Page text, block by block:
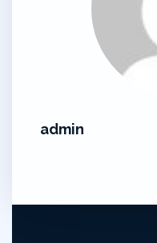
admin